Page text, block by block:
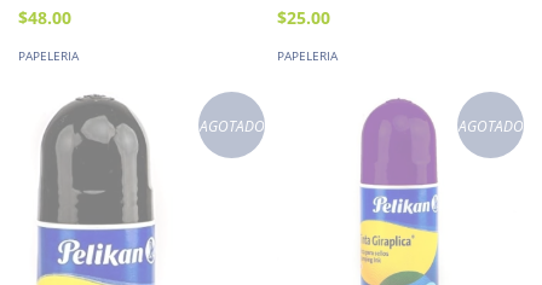
$48.00
PAPELERIA
$25.00
PAPELERIA
AGOTADO AGOTADO